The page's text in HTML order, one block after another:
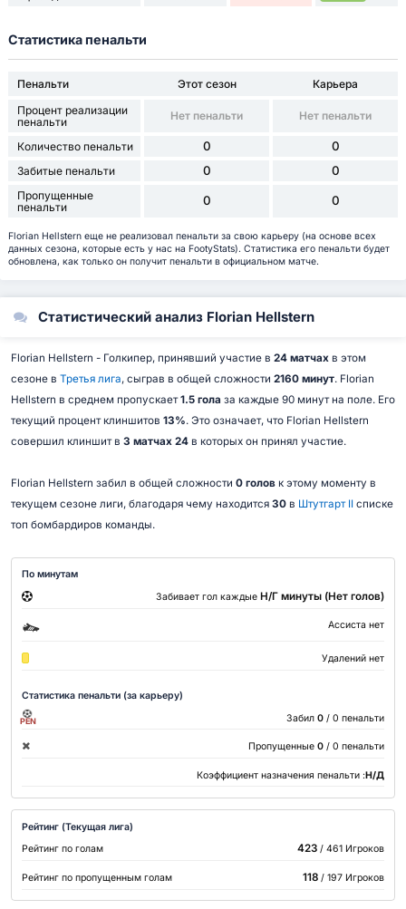
Статистика пенальти
Пенальти Этот сезон
Карьера
Процент реализации
пенальти
Нет пенальти Нет пенальти
Количество пенальти 0 0
Забитые пенальти 0 0
Пропущенные
пенальти
0 0
Florian Hellstern еще не реализовал пенальти за свою карьеру (на основе всех
данных сезона, которые есть у нас на FootyStats). Статистика его пенальти будет
обновлена, как только он получит пенальти в официальном матче.
Статистический анализ Florian Hellstern
Florian Hellstern - Голкипер, принявший участие в 24 матчахв этом
сезоне в Третья лига, сыграв в общей сложности 2160 минут. Florian
Hellstern в среднем пропускает1.5 гола за каждые 90 минут на поле. Его
текущий процент клиншитов 13%. Это означает, что Florian Hellstern
совершил клиншит в 3 матчах 24в которых он принял участие.
Florian Hellstern забил в общей сложности 0 головк этому моменту в
текущем сезоне лиги, благодаря чему находится 30в Штутгарт II списке
топ бомбардиров команды.
По минутам
Забивает гол каждые Н/Г минуты (Нет голов)
Ассиста нет
Удалений нет
Статистика пенальти (за карьеру)
PEN Забил 0 / 0 пенальти
Пропущенные 0 / 0 пенальти
Коэффициент назначения пенальти :Н/Д
Рейтинг (Текущая лига)
Рейтинг по голам
423/ 461 Игроков
Рейтинг по пропущенным голам 118/ 197 Игроков